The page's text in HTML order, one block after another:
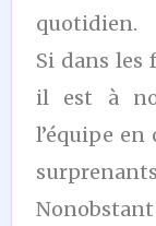
quotidien.
Si dans les
il est à
l’équipe